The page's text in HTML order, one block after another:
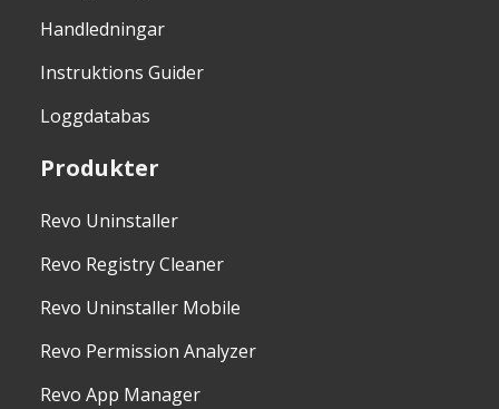
Handledningar
Instruktions Guider
Loggdatabas
Produkter
Revo Uninstaller
Revo Registry Cleaner
Revo Uninstaller Mobile
Revo Permission Analyzer
Revo App Manager